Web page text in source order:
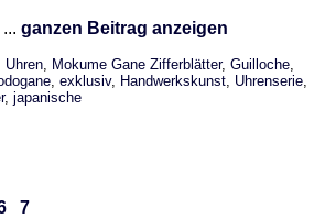
ganzen Beitrag anzeigen
Uhren, Mokume Gane Zifferblätter, Guilloche,
, exklusiv, Handwerkskunst, Uhrenserie,
, japanische
7